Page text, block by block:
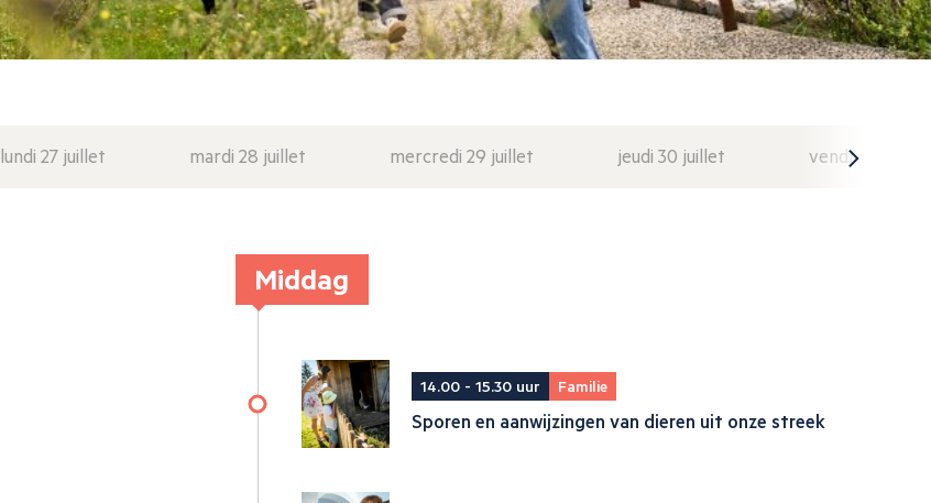
lundi 27 juillet mardi 28 juillet mercredi 29 juillet jeudi 30 juillet vendredi 31
Middag
14.00 - 15.30 uur Familie
Sporen en aanwijzingen van dieren uit onze streek